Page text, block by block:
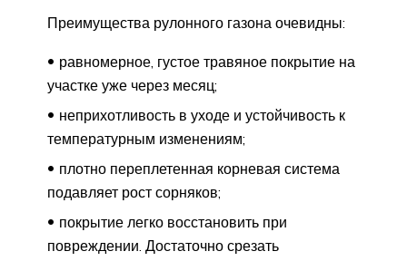
Преимущества рулонного газона очевидны:
равномерное, густое травяное покрытие на
участке уже через месяц;
неприхотливость в уходе и устойчивость к
температурным изменениям;
плотно переплетенная корневая система
подавляет рост сорняков;
покрытие легко восстановить при
повреждении. Достаточно срезать